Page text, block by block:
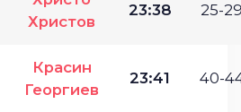
Христов
23:38 25-
Красин
Георгиев
23:41 40-